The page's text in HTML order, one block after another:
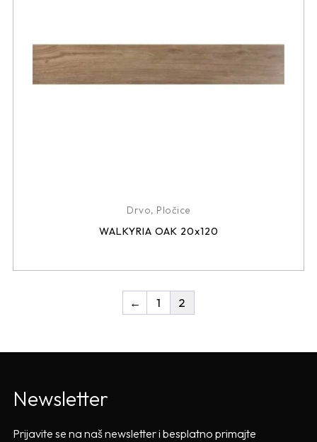
Drvo, Pločice
WALKYRIA OAK 20x120
← 1 2
Newsletter
Prijavite se na naš newsletter i besplatno primajte